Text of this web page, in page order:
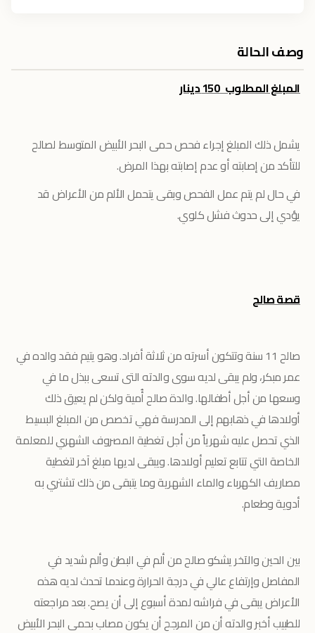
وصف الحالة
المبلغ المطلوب 150 دينار
يشمل ذلك المبلغ إجراء فحص حمى البحر الأبيض المتوسط لصالح
للتأكد من إصابته أو عدم إصابته بهذا المرض.
في حال لم يتم عمل الفحص وبقى يتحمل الألم من الأعراض قد
يؤدي إلى حدوث فشل كلوي.
قصة صالح
صالح 11 سنة وتتكون أسرته من ثلاثة أفراد. وهو يتيم فقد والده في
عمر مبكر، ولم يبقى لديه سوى والدته التى تسعى ببذل ما في
وسعها من أجل أطفالها. والدة صالح أُمية ولكن لم يعيق ذلك
أولادها في ذهابهم إلى المدرسة فهي تخصص من المبلغ البسيط
الذي تحصل عليه شهرياً من أجل تغطية المصروف الشهري للمعلمة
الخاصة التي تتابع تعليم أولادها. ويبقى لديها مبلغ آخر لتغطية
مصاريف الكهرباء والماء الشهرية وما يتبقى من ذلك تشتري به
أدوية وطعام.
بين الحين والآخر يشكو صالح من ألم في البطن وألم شديد في
المفاصل وإرتفاع عالي في درجة الحرارة وعندما تحدث لديه هذه
الأعراض يبقى في فراشه لمدة أسبوع إلى أن يصح. بعد مراجعته
للطبيب أخبر والدته أن من المرجح أن يكون مصاب بحمى البحر الأبيض